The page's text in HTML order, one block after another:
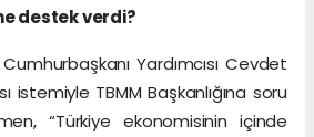
destek verdi?
Yardımcısı Cevdet
istemiyle TBMM Başkanlığına soru
“Türkiye ekonomisinin içinde